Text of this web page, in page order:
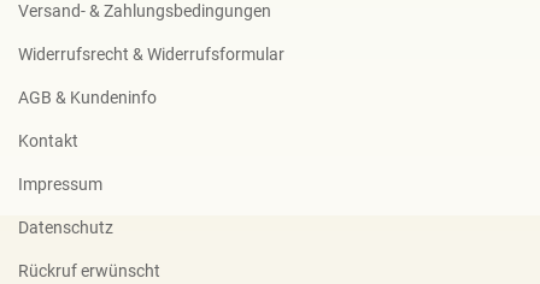
Versand- & Zahlungsbedingungen
Widerrufsrecht & Widerrufsformular
AGB & Kundeninfo
Kontakt
Impressum
Datenschutz
Rückruf erwünscht